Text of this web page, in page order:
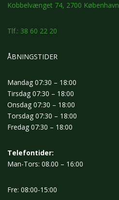
Kobbelvænget 74, 2700 København
Tlf.: 38 60 22 20
ÅBNINGSTIDER
Mandag 07:30 – 18:00
Tirsdag 07:30 – 18:00
Onsdag 07:30 – 18:00
Torsdag 07:30 – 18:00
Fredag 07:30 – 18:00
Telefontider:
Man-Tors: 08.00 – 16:00
Fre: 08:00-15:00